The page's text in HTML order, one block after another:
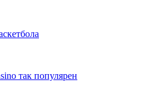
так популярен